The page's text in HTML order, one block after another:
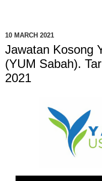
10 MARCH 2021
Jawatan Kosong
(YUM Sabah).
2021